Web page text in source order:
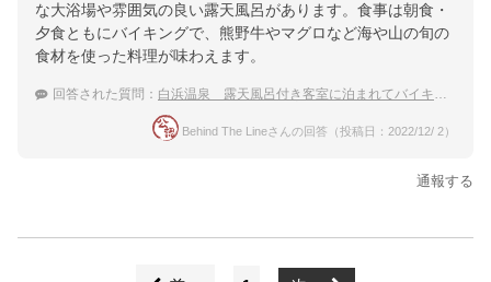
な大浴場や雰囲気の良い露天風呂があります。食事は朝食・
夕食ともにバイキングで、熊野牛やマグロなど海や山の旬の
食材を使った料理が味わえます。
回答された質問： 白浜温泉 露天風呂付き客室に泊まれてバイキングが楽しめる宿
Behind The Lineさんの回答（投稿日：2022/12/ 2）
通報する